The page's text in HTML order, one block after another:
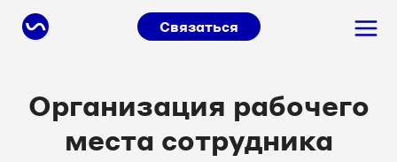
Связаться
Организация рабочего
места сотрудника